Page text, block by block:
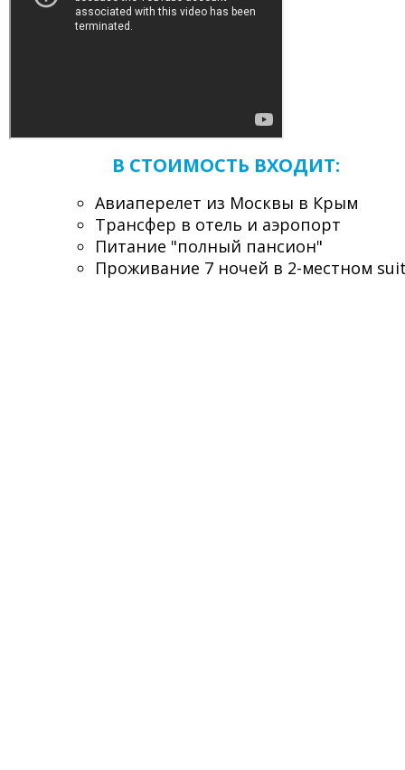
В СТОИМОСТЬ ВХОДИТ:
Авиаперелет из Москвы в Крым
Трансфер в отель и аэропорт
Питание "полный пансион"
Проживание 7 ночей в 2-местном